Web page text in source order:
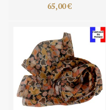
65,00 €